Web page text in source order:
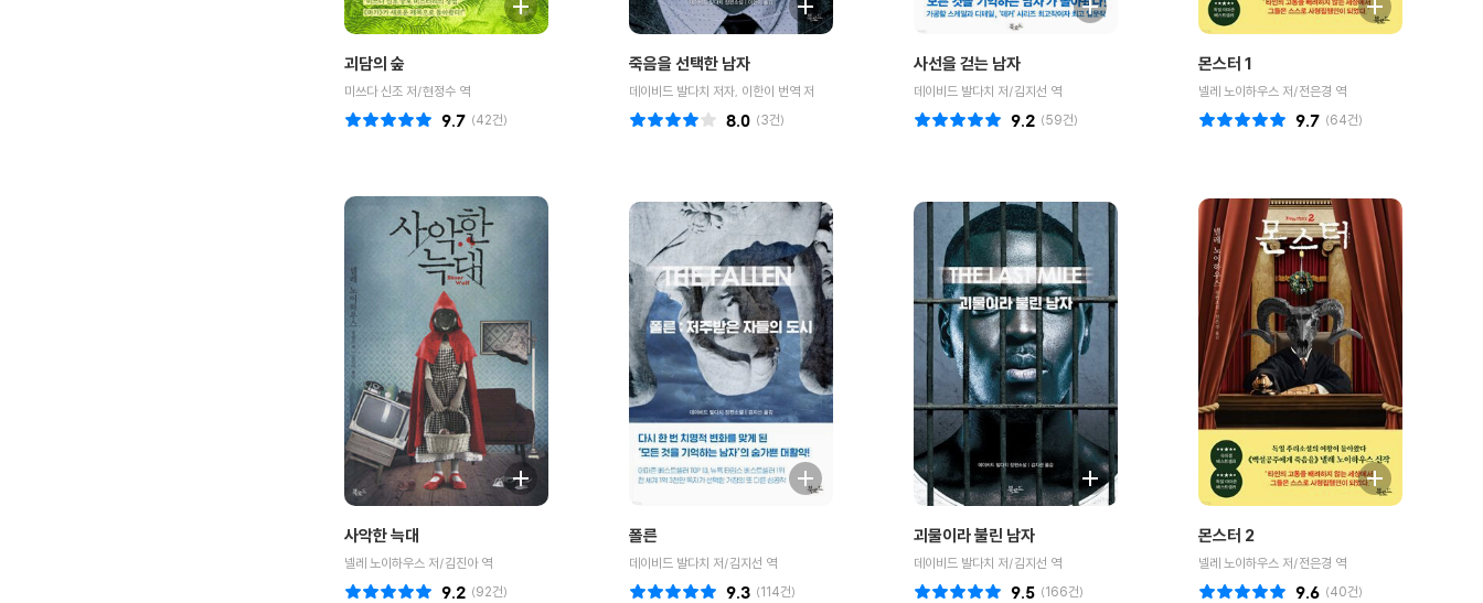
괴담의 숲
미쓰다 신조 저/현정수 역
(42건)
9.7
죽음을 선택한 남자
데이비드 발다치 저자, 이한이 번역 저
(3건)
8.0
사선을 걷는 남자
데이비드 발다치 저/김지선 역
(59건)
9.2
몬스터 1
넬레 노이하우스 저/전은경 역
(64건)
9.7
사악한 늑대
넬레 노이하우스 저/김진아 역
(92건)
9.2
폴른
데이비드 발다치 저/김지선 역
(114건)
9.3
괴물이라 불린 남자
데이비드 발다치 저/김지선 역
(166건)
9.5
몬스터 2
넬레 노이하우스 저/전은경 역
(40건)
9.6